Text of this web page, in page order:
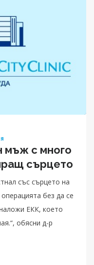
мъж с много
сърцето
със сърцето на
без да се
ЕКК, което
обясни д-р